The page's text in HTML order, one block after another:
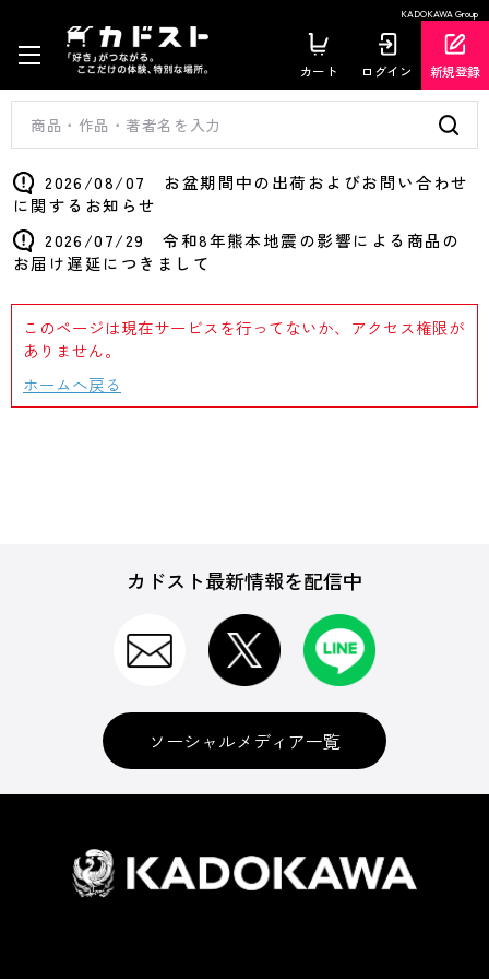
KADOKAWA Group
カート ログイン 新規登録
2026/08/07 お盆期間中の出荷およびお問い合わせ
に関するお知らせ
2026/07/29 令和8年熊本地震の影響による商品の
お届け遅延につきまして
このページは現在サービスを行ってないか、アクセス権限が
ありません。
ホームへ戻る
カドスト最新情報を配信中
ソーシャルメディア一覧